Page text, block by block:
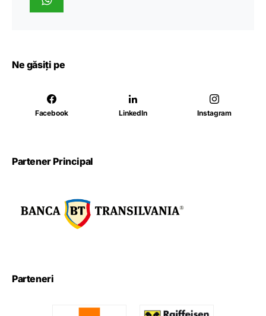
Ne găsiți pe
Facebook LinkedIn Instagram
Partener Principal
Parteneri